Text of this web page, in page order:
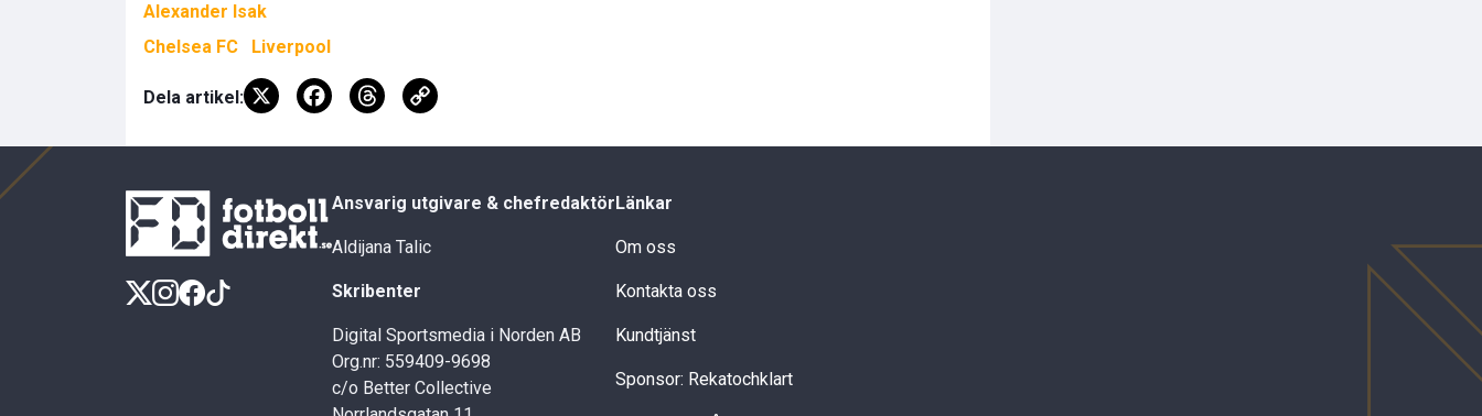
Alexander Isak
Chelsea FC
Liverpool
Dela artikel: X
F
b
o
k
T
a
d
Li
Ansvarig utgivare & chefredaktör
Aldijana Talic
Skribenter
Digital Sportsmedia i Norden AB
Org.nr: 559409-9698
c/o Better Collective
Länkar
Om oss
Kontakta oss
Kundtjänst
Sponsor: Rekatochklart